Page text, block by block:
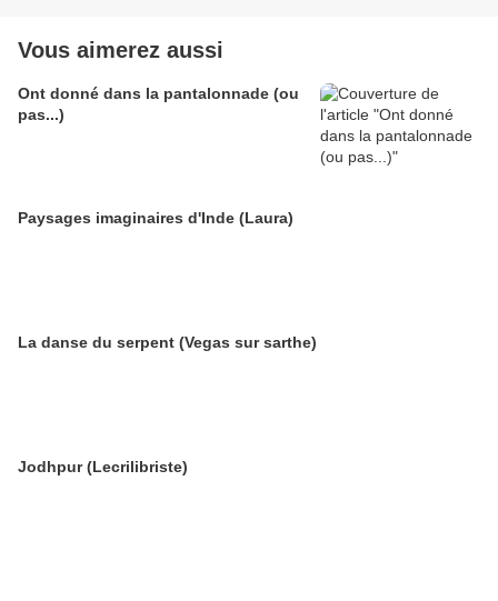
Vous aimerez aussi
Ont donné dans la pantalonnade (ou
pas...)
Paysages imaginaires d'Inde (Laura)
La danse du serpent (Vegas sur sarthe)
Jodhpur (Lecrilibriste)